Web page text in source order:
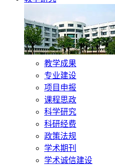
教学成果
专业建设
项目申报
课程思政
科学研究
科研经费
政策法规
学术期刊
学术诚信建设